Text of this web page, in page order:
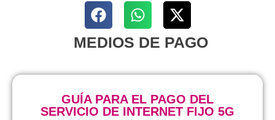
MEDIOS DE PAGO
GUÍA PARA EL PAGO DEL
SERVICIO DE INTERNET FIJO 5G